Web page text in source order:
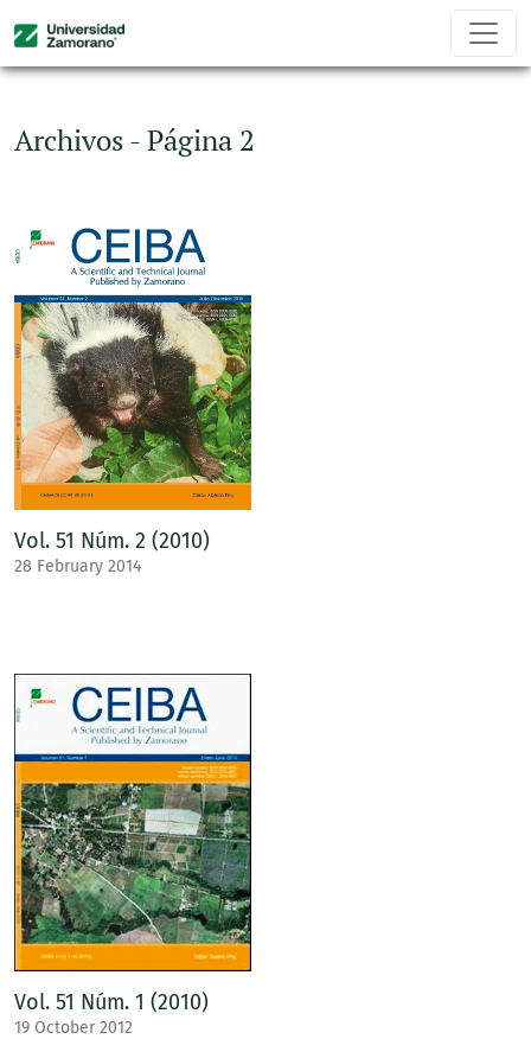
Archivos - Página 2
Vol. 51 Núm. 2 (2010)
28 February 2014
Vol. 51 Núm. 1 (2010)
19 October 2012